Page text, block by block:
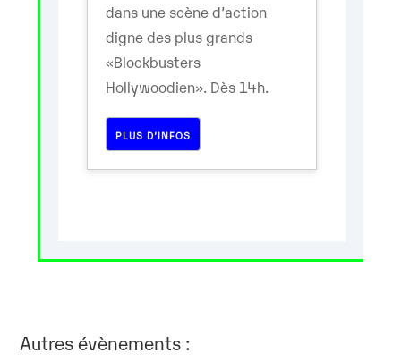
dans une scène d’action
digne des plus grands
«Blockbusters
Hollywoodien». Dès 14h.
PLUS D’INFOS
Autres évènements :